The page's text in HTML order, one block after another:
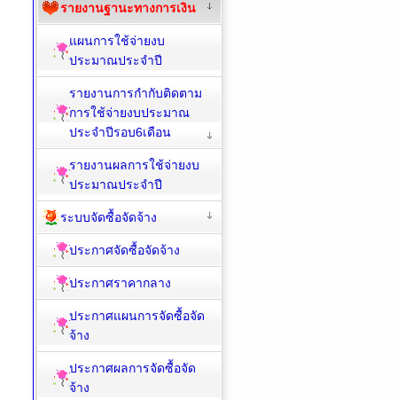
รายงานฐานะทางการเงิน
แผนการใช้จ่ายงบ
ประมาณประจำปี
รายงานการกำกับติดตาม
การใช้จ่ายงบประมาณ
ประจำปีรอบ6เดือน
รายงานผลการใช้จ่ายงบ
ประมาณประจำปี
ระบบจัดซื้อจัดจ้าง
ประกาศจัดซื้อจัดจ้าง
ประกาศราคากลาง
ประกาศแผนการจัดซื้อจัด
จ้าง
ประกาศผลการจัดซื้อจัด
จ้าง